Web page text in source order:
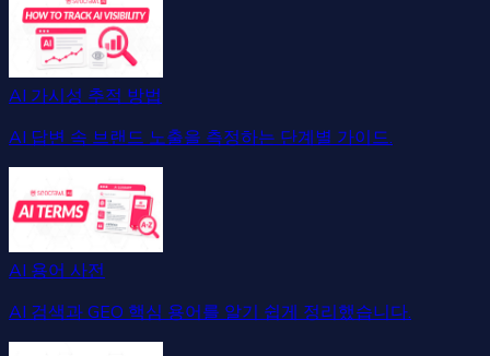
AI 가시성 추적 방법
AI 답변 속 브랜드 노출을 측정하는 단계별 가이드.
AI 용어 사전
AI 검색과 GEO 핵심 용어를 알기 쉽게 정리했습니다.